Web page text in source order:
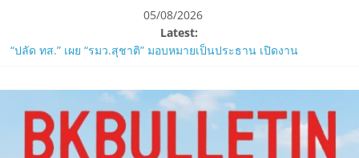
content
05/08/2026
Latest:
ZTE จับมือ AIS อัปเกรด Backbone Networkสำหรับภาครัฐและองค์กร
ธุรกิจ มุ่งเสริมรากฐานเศรษฐกิจดิจิทัลให้แกร่งยิ่งขึ้น
Biodiversity & Bioeconomy Forum 2026เดินหน้าขับเคลื่อน
นโยบาย Nature Positive สู่เศรษฐกิจชีวภาพที่ยั่งยืน
ห้ามพลาด! Smilegate เปิดตัว ‘เฮเลนา’ เซิร์ฟเวอร์ใหม่ของ
LORDNINE 29 ก.ค. นี้
เสนอ